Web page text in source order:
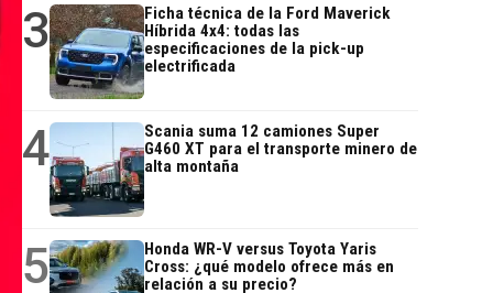
3
Ficha técnica de la Ford Maverick
Híbrida 4x4: todas las
especificaciones de la pick-up
electrificada
4
Scania suma 12 camiones Super
G460 XT para el transporte minero de
alta montaña
5
Honda WR-V versus Toyota Yaris
Cross: ¿qué modelo ofrece más en
relación a su precio?